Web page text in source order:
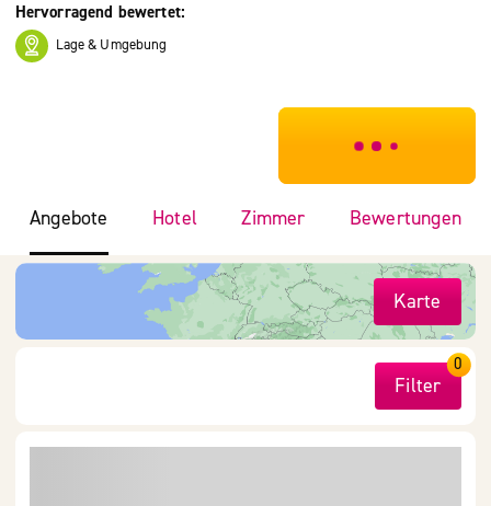
Hervorragend bewertet:
Lage & Umgebung
***************
Angebote Hotel Zimmer Bewertungen
Karte
Filter
0